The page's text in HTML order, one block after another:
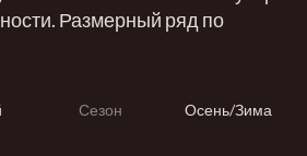
Размерный ряд по
Сезон
Осень/Зима